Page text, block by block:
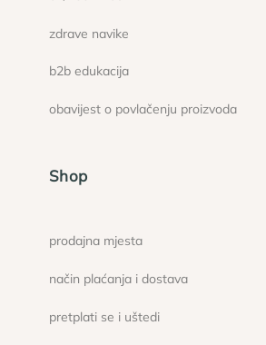
zdrave navike
b2b edukacija
obavijest o povlačenju proizvoda
Shop
prodajna mjesta
način plaćanja i dostava
pretplati se i uštedi